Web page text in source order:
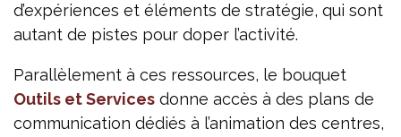
d’expériences et éléments de stratégie, qui sont
autant de pistes pour doper l’activité.
Parallèlement à ces ressources, le bouquet
Outils et Services donne accès à des plans de
communication dédiés à l’animation des centres,